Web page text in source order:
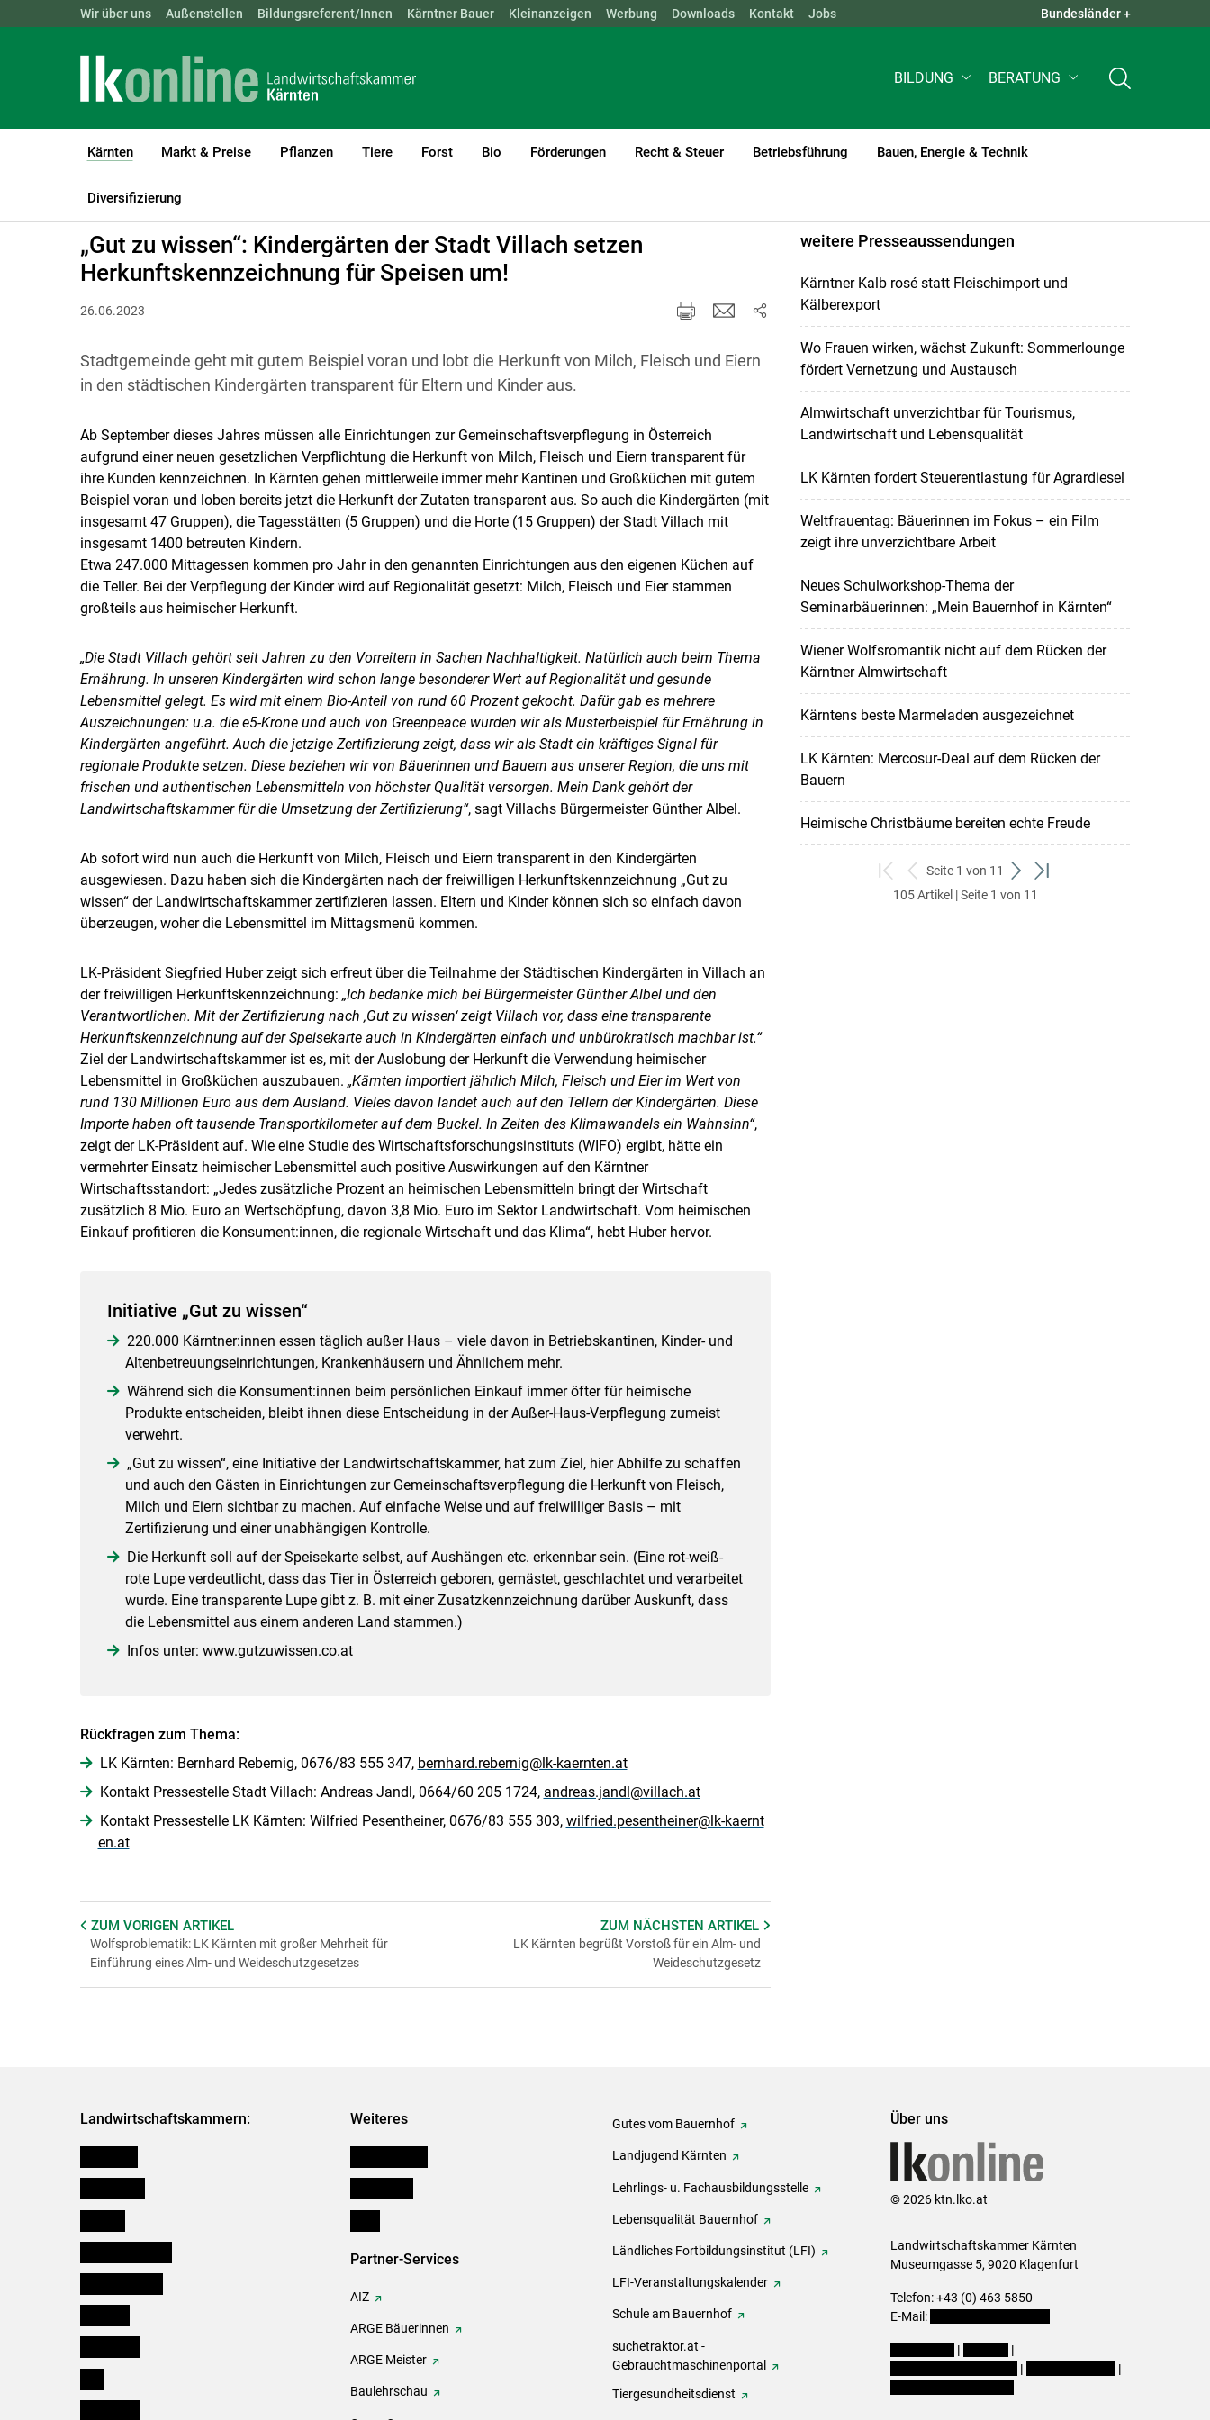
Skip to main content
Landwirtschaftskammern: ÖSTERREICH BGLD KTN NÖ OÖ SBG STMK TIROL VBG WIEN QUICK LINKS +
Wir über uns Außenstellen Bildungsreferent/Innen Kärntner Bauer Kleinanzeigen Werbung Downloads Kontakt Jobs Bundesländer +
BILDUNG BERATUNG
Kärnten
(current)1
Markt & Preise Pflanzen Tiere Forst Bio Förderungen Recht & Steuer Betriebsführung Bauen, Energie & Technik
Diversifizierung
LK Kärnten Kärnten
„Gut zu wissen“: Kindergärten der Stadt Villach setzen
Herkunftskennzeichnung für Speisen um!
26.06.2023
Stadtgemeinde geht mit gutem Beispiel voran und lobt die Herkunft von Milch, Fleisch und Eiern
in den städtischen Kindergärten transparent für Eltern und Kinder aus.
Ab September dieses Jahres müssen alle Einrichtungen zur Gemeinschaftsverpflegung in Österreich
aufgrund einer neuen gesetzlichen Verpflichtung die Herkunft von Milch, Fleisch und Eiern transparent für
ihre Kunden kennzeichnen. In Kärnten gehen mittlerweile immer mehr Kantinen und Großküchen mit gutem
Beispiel voran und loben bereits jetzt die Herkunft der Zutaten transparent aus. So auch die Kindergärten (mit
insgesamt 47 Gruppen), die Tagesstätten (5 Gruppen) und die Horte (15 Gruppen) der Stadt Villach mit
insgesamt 1400 betreuten Kindern.
Etwa 247.000 Mittagessen kommen pro Jahr in den genannten Einrichtungen aus den eigenen Küchen auf
die Teller. Bei der Verpflegung der Kinder wird auf Regionalität gesetzt: Milch, Fleisch und Eier stammen
großteils aus heimischer Herkunft.
„Die Stadt Villach gehört seit Jahren zu den Vorreitern in Sachen Nachhaltigkeit. Natürlich auch beim Thema
Ernährung. In unseren Kindergärten wird schon lange besonderer Wert auf Regionalität und gesunde
Lebensmittel gelegt. Es wird mit einem Bio-Anteil von rund 60 Prozent gekocht. Dafür gab es mehrere
Auszeichnungen: u.a. die e5-Krone und auch von Greenpeace wurden wir als Musterbeispiel für Ernährung in
Kindergärten angeführt. Auch die jetzige Zertifizierung zeigt, dass wir als Stadt ein kräftiges Signal für
regionale Produkte setzen. Diese beziehen wir von Bäuerinnen und Bauern aus unserer Region, die uns mit
frischen und authentischen Lebensmitteln von höchster Qualität versorgen. Mein Dank gehört der
Landwirtschaftskammer für die Umsetzung der Zertifizierung“, sagt Villachs Bürgermeister Günther Albel.
Ab sofort wird nun auch die Herkunft von Milch, Fleisch und Eiern transparent in den Kindergärten
ausgewiesen. Dazu haben sich die Kindergärten nach der freiwilligen Herkunftskennzeichnung „Gut zu
wissen“ der Landwirtschaftskammer zertifizieren lassen. Eltern und Kinder können sich so einfach davon
überzeugen, woher die Lebensmittel im Mittagsmenü kommen.
LK-Präsident Siegfried Huber zeigt sich erfreut über die Teilnahme der Städtischen Kindergärten in Villach an
der freiwilligen Herkunftskennzeichnung: „Ich bedanke mich bei Bürgermeister Günther Albel und den
Verantwortlichen. Mit der Zertifizierung nach ‚Gut zu wissen‘ zeigt Villach vor, dass eine transparente
Herkunftskennzeichnung auf der Speisekarte auch in Kindergärten einfach und unbürokratisch machbar ist.“
Ziel der Landwirtschaftskammer ist es, mit der Auslobung der Herkunft die Verwendung heimischer
Lebensmittel in Großküchen auszubauen. „Kärnten importiert jährlich Milch, Fleisch und Eier im Wert von
rund 130 Millionen Euro aus dem Ausland. Vieles davon landet auch auf den Tellern der Kindergärten. Diese
Importe haben oft tausende Transportkilometer auf dem Buckel. In Zeiten des Klimawandels ein Wahnsinn“,
zeigt der LK-Präsident auf. Wie eine Studie des Wirtschaftsforschungsinstituts (WIFO) ergibt, hätte ein
vermehrter Einsatz heimischer Lebensmittel auch positive Auswirkungen auf den Kärntner
Wirtschaftsstandort: „Jedes zusätzliche Prozent an heimischen Lebensmitteln bringt der Wirtschaft
zusätzlich 8 Mio. Euro an Wertschöpfung, davon 3,8 Mio. Euro im Sektor Landwirtschaft. Vom heimischen
Einkauf profitieren die Konsument:innen, die regionale Wirtschaft und das Klima“, hebt Huber hervor.
Initiative „Gut zu wissen“
220.000 Kärntner:innen essen täglich außer Haus – viele davon in Betriebskantinen, Kinder- und
Altenbetreuungseinrichtungen, Krankenhäusern und Ähnlichem mehr.
Während sich die Konsument:innen beim persönlichen Einkauf immer öfter für heimische
Produkte entscheiden, bleibt ihnen diese Entscheidung in der Außer-Haus-Verpflegung zumeist
verwehrt.
„Gut zu wissen“, eine Initiative der Landwirtschaftskammer, hat zum Ziel, hier Abhilfe zu schaffen
und auch den Gästen in Einrichtungen zur Gemeinschaftsverpflegung die Herkunft von Fleisch,
Milch und Eiern sichtbar zu machen. Auf einfache Weise und auf freiwilliger Basis – mit
Zertifizierung und einer unabhängigen Kontrolle.
Die Herkunft soll auf der Speisekarte selbst, auf Aushängen etc. erkennbar sein. (Eine rot-weiß-
rote Lupe verdeutlicht, dass das Tier in Österreich geboren, gemästet, geschlachtet und verarbeitet
wurde. Eine transparente Lupe gibt z. B. mit einer Zusatzkennzeichnung darüber Auskunft, dass
die Lebensmittel aus einem anderen Land stammen.)
Infos unter: www.gutzuwissen.co.at
Rückfragen zum Thema:
LK Kärnten: Bernhard Rebernig, 0676/83 555 347, bernhard.rebernig@lk-kaernten.at
Kontakt Pressestelle Stadt Villach: Andreas Jandl, 0664/60 205 1724, andreas.jandl@villach.at
Kontakt Pressestelle LK Kärnten: Wilfried Pesentheiner, 0676/83 555 303, wilfried.pesentheiner@lk-kaernt
en.at
ZUM VORIGEN ARTIKEL
Wolfsproblematik: LK Kärnten mit großer Mehrheit für
Einführung eines Alm- und Weideschutzgesetzes
ZUM NÄCHSTENARTIKEL
LK Kärnten begrüßt Vorstoß für ein Alm- und
Weideschutzgesetz
weitere Presseaussendungen
Kärntner Kalb rosé statt Fleischimport und
Kälberexport
Wo Frauen wirken, wächst Zukunft: Sommerlounge
fördert Vernetzung und Austausch
Almwirtschaft unverzichtbar für Tourismus,
Landwirtschaft und Lebensqualität
LK Kärnten fordert Steuerentlastung für Agrardiesel
Weltfrauentag: Bäuerinnen im Fokus – ein Film
zeigt ihre unverzichtbare Arbeit
Neues Schulworkshop-Thema der
Seminarbäuerinnen: „Mein Bauernhof in Kärnten“
Wiener Wolfsromantik nicht auf dem Rücken der
Kärntner Almwirtschaft
Kärntens beste Marmeladen ausgezeichnet
LK Kärnten: Mercosur-Deal auf dem Rücken der
Bauern
Heimische Christbäume bereiten echte Freude
zum
ersten
zurück
zum
Seite 1 von 11
weiter
zum
zum
105 Artikel | Seite 1 von 11
Landwirtschaftskammern: Weiteres
Partner-Services
AIZ
ARGE Bäuerinnen
ARGE Meister
Baulehrschau
Gutes vom Bauernhof
Landjugend Kärnten
Lehrlings- u. Fachausbildungsstelle
Lebensqualität Bauernhof
Ländliches Fortbildungsinstitut (LFI)
LFI-Veranstaltungskalender
Schule am Bauernhof
suchetraktor.at -
Gebrauchtmaschinenportal
Tiergesundheitsdienst
Über uns
© 2026 ktn.lko.at
Landwirtschaftskammer Kärnten
Museumgasse 5, 9020 Klagenfurt
Telefon: +43 (0) 463 5850
E-Mail:
|
|
|
|